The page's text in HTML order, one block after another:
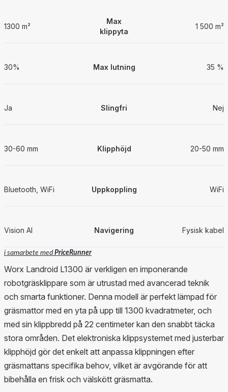
1300 m²
Max
klippyta
1 500 m²
30% Max lutning 35 %
Ja Slingfri Nej
30-60 mm Klipphöjd 20-50 mm
Bluetooth, WiFi Uppkoppling WiFi
Vision AI Navigering Fysisk kabel
i samarbete medPriceRunner
Worx Landroid L1300 är verkligen en imponerande
robotgräsklippare som är utrustad med avancerad teknik
och smarta funktioner. Denna modell är perfekt lämpad för
gräsmattor med en yta på upp till 1300 kvadratmeter, och
med sin klippbredd på 22 centimeter kan den snabbt täcka
stora områden. Det elektroniska klippsystemet med justerbar
klipphöjd gör det enkelt att anpassa klippningen efter
gräsmattans specifika behov, vilket är avgörande för att
bibehålla en frisk och välskött gräsmatta.